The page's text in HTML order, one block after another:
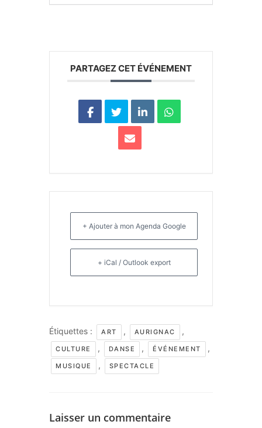
PARTAGEZ CET ÉVÉNEMENT
+ Ajouter à mon Agenda Google
+ iCal / Outlook export
Étiquettes : ART , AURIGNAC ,
CULTURE , DANSE , ÉVÉNEMENT ,
MUSIQUE , SPECTACLE
Laisser un commentaire